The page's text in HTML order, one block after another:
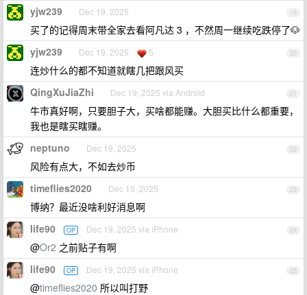
19
yjw239 Dec 19, 2025
买了的记得周末带全家去看阿凡达 3 ，不然周一继续吃跌停了🐶
20
yjw239 Dec 19, 2025 5
连炒什么的都不知道就瞎几把跟风买
21
QingXuJiaZhi Dec 19, 2025 via Android
牛市真好啊，只要胆子大，买啥都能赚。大胆买比什么都重要，
我也是瞎买瞎赚。
22
neptuno Dec 19, 2025
风险有点大，不如去炒币
23
timeflies2020 Dec 19, 2025
博纳？最近没啥利好消息啊
24
life90 OP Dec 19, 2025 via iPhone
@Or2 之前贴子有啊
25
life90 OP Dec 19, 2025 via iPhone
@timeflies2020 所以叫打野